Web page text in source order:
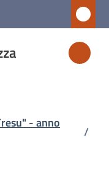
- anno
/